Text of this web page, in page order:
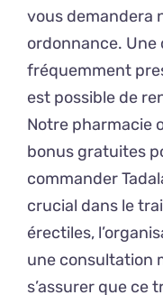
vous demandera
ordonnance. Une
fréquemment
est possible de
Notre pharmacie
bonus gratuites
commander
crucial dans le
érectiles,
une consultation
s’assurer que ce